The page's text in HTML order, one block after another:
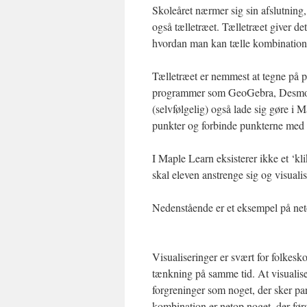
Skoleåret nærmer sig sin
også tælletræet. Tælletræet giver
hvordan man kan tælle
Tælletræet er nemmest at tegne på
programmer som GeoGebra,
(selvfølgelig) også lade sig gøre i
punkter og forbinde punkterne
I Maple Learn eksisterer ikke et
skal eleven anstrenge sig og
Nedenstående er et eksempel på
Visualiseringer er svært for
tænkning på samme tid. At
forgreninger som noget, der sker